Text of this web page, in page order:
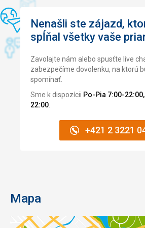
Marrákeše.
Táto recenzia bola preložená
Google Translate
Nenašli ste zájazd,
spĺňal všetky vaše
Zavolajte nám alebo spusťte live
zabezpečíme dovolenku, na ktorú
spomínať.
Sme k dispozícii Po-Pia 7:00-
22:00
+421 2 3221
Mapa